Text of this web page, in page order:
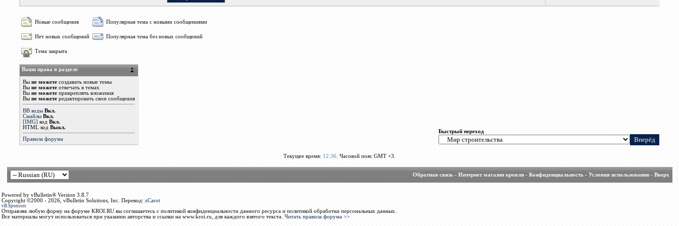
Новые сообщения Популярная тема с новыми сообщениями
Нет новых сообщений Популярная тема без новых сообщений
Тема закрыта
Ваши права в разделе
Выне можете создавать новые темы
Выне можете отвечать в темах
Выне можете прикреплять вложения
Выне можете редактировать свои сообщения
BB коды Вкл.
Смайлы Вкл.
[IMG] кодВкл.
HTML кодВыкл.
Правила форума
Быстрый переход
Текущее время: 12:36. Часовой пояс GMT +3.
Обратная связь- Интернет магазин кровли- Конфиденциальность- Условия использования- Вверх
Powered by vBulletin® Version 3.8.7
Copyright ©2000 - 2026, vBulletin Solutions, Inc. Перевод: zCarot
vB.Sponsors
Отправляя любую форму на форуме KROI.RU вы соглашаетесь с политикой конфиденциальности данного ресурса и политикой обработки персональных данных.
Все материалы могут использоваться при указании авторства и ссылки на www.kroi.ru, для каждого взятого текста. Читать правила форума >>